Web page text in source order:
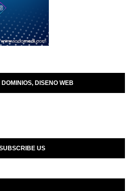
DOMINIOS, DISENO WEB
US